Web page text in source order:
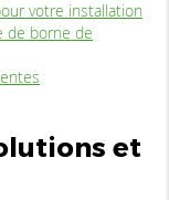
votre installation
de borne de
et